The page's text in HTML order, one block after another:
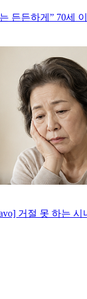
든든하게” 70세
거절 못 하는 시